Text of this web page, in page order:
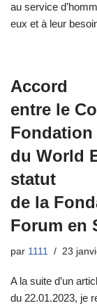
au service
eux et à leur
Accord
entre le
Fondation
du World
statut
de la
Forum en
par 1111 23
A la suite d’un
du 22.01.2023, je